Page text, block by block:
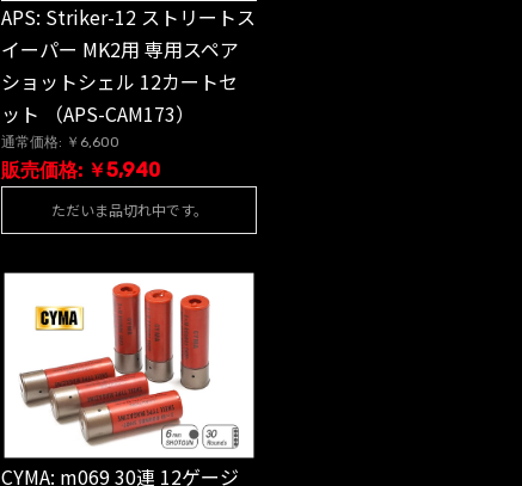
APS: Striker-12 ストリートス
イーパー MK2用 専用スペア
ショットシェル 12カートセ
ット （APS-CAM173）
通常価格: ￥6,600
販売価格: ￥5,940
ただいま品切れ中です。
CYMA: m069 30連 12ゲージ